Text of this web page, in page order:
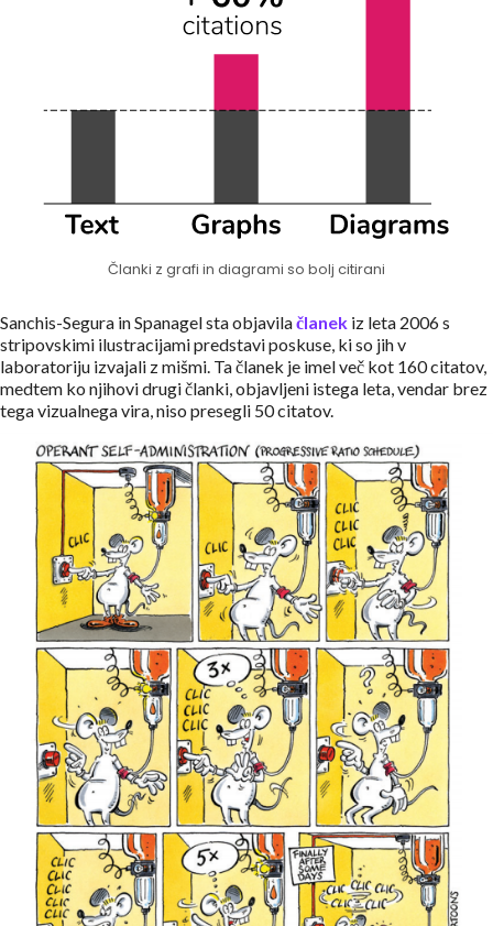
Članki z grafi in diagrami so bolj citirani
Sanchis-Segura in Spanagel sta objavilačlanek iz leta 2006 s
stripovskimi ilustracijami predstavi poskuse, ki so jih v
laboratoriju izvajali z mišmi. Ta članek je imel več kot 160 citatov,
medtem ko njihovi drugi članki, objavljeni istega leta, vendar brez
tega vizualnega vira, niso presegli 50 citatov.